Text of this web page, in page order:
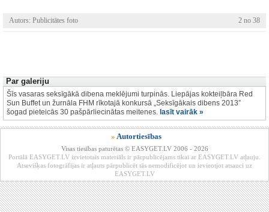
Autors: Publicitātes foto 2 no 38
Par galeriju
Šīs vasaras seksīgākā dibena meklējumi turpinās. Liepājas kokteiļbāra Red
Sun Buffet un žurnāla FHM rīkotajā konkursā „Seksīgākais dibens 2013”
šogad pieteicās 30 pašpārliecinātas meitenes. lasīt vairāk »
» Autortiesības
Visas tiesības paturētas © EASYGET.LV 2006 - 2026
Portālā EASYGET.LV izvietotais materiāls ir pārpublicējams tikai ar EASYGET.LV atļauju.
Atsevišķas fotogrāfijas ir atļauts pārpublicēt tās nemodificējot un ievieotjot atsauci uz
EASYGET.LV